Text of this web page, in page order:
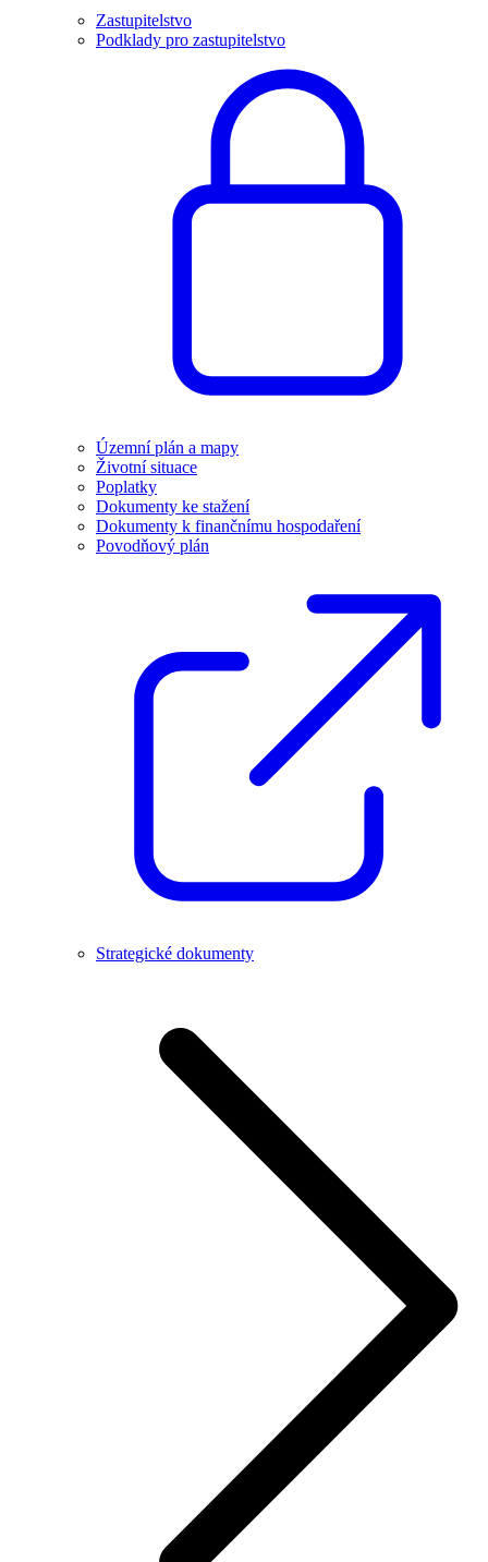
Zastupitelstvo
Podklady pro zastupitelstvo
Územní plán a mapy
Životní situace
Poplatky
Dokumenty ke stažení
Dokumenty k finančnímu hospodaření
Povodňový plán
Strategické dokumenty